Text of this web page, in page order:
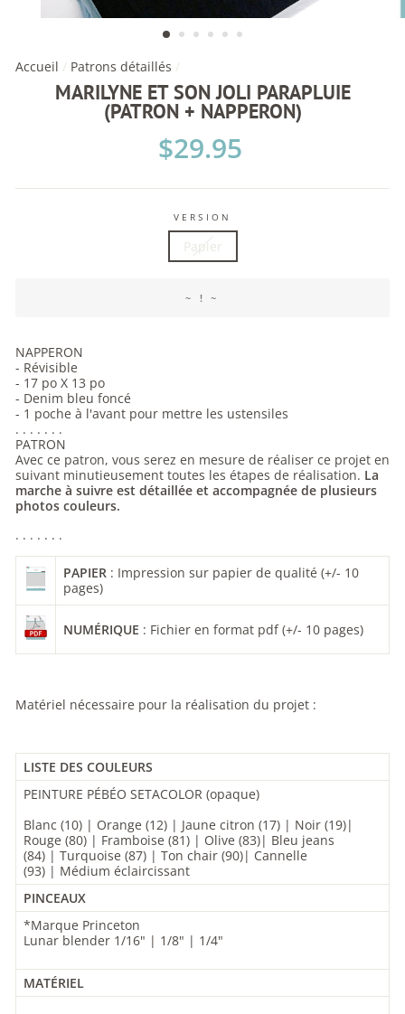
Accueil / Patrons détaillés /
MARILYNE ET SON JOLI PARAPLUIE
(PATRON + NAPPERON)
Prix
régulier
$29.95
VERSION
Papier
~ ! ~
NAPPERON
- Révisible
- 17 po X 13 po
- Denim bleu foncé
- 1 poche à l'avant pour mettre les ustensiles
. . . . . . .
PATRON
Avec ce patron, vous serez en mesure de réaliser ce projet en
suivant minutieusement toutes les étapes de réalisation. La
marche à suivre est détaillée et accompagnée de plusieurs
photos couleurs.
. . . . . . .
PAPIER : Impression sur papier de qualité (+/- 10
pages)
NUMÉRIQUE : Fichier en format pdf (+/- 10 pages)
Matériel nécessaire pour la réalisation du projet :
LISTE DES COULEURS
PEINTURE PÉBÉO SETACOLOR (opaque)
Blanc (10) | Orange (12) | Jaune citron (17) | Noir (19)|
Rouge (80) | Framboise (81) | Olive (83)| Bleu jeans
(84) | Turquoise (87) | Ton chair (90)| Cannelle
(93) | Médium éclaircissant
PINCEAUX
*Marque Princeton
Lunar blender 1/16" | 1/8" | 1/4"
MATÉRIEL